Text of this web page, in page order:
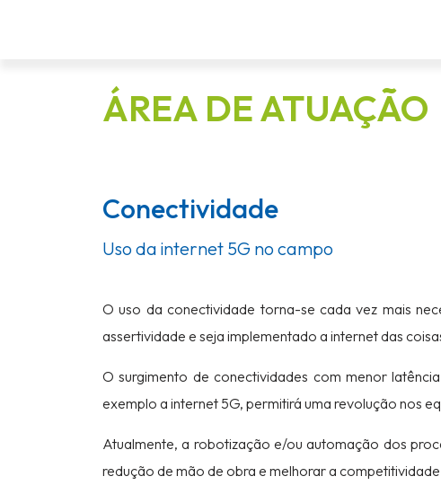
ÁREA DE ATUAÇÃO
Conectividade
Uso da internet 5G no campo
O uso da conectividade torna-se cada vez mais
assertividade e seja implementado a internet das
O surgimento de conectividades com menor
exemplo a internet 5G, permitirá uma revolução nos
Atualmente, a robotização e/ou automação dos
redução de mão de obra e melhorar a